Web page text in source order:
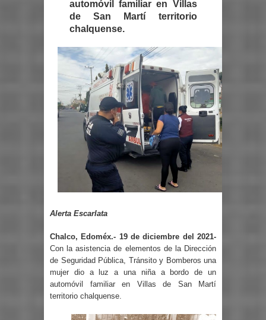
automóvil familiar en Villas
de San Martí territorio
chalquense.
Alerta Escarlata
Chalco, Edoméx.- 19 de diciembre del 2021-
Con la asistencia de elementos de la Dirección
de Seguridad Pública, Tránsito y Bomberos una
mujer dio a luz a una niña a bordo de un
automóvil familiar en Villas de San Martí
territorio chalquense.